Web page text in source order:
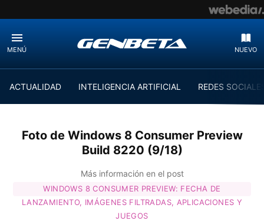
MENÚ NUEVO
ACTUALIDAD INTELIGENCIA ARTIFICIAL REDES
Foto de Windows 8 Consumer Preview
Build 8220 (9/18)
Más información en el post
WINDOWS 8 CONSUMER PREVIEW: FECHA DE
LANZAMIENTO, IMÁGENES FILTRADAS, APLICACIONES Y
JUEGOS